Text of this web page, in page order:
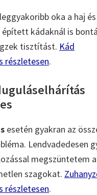
leggyakoribb oka a haj
épített kádaknál is
tisztítást. Kád
részletesen.
esetén gyakran az
Lendvadedesen
megszüntetem
szagokat.
részletesen.